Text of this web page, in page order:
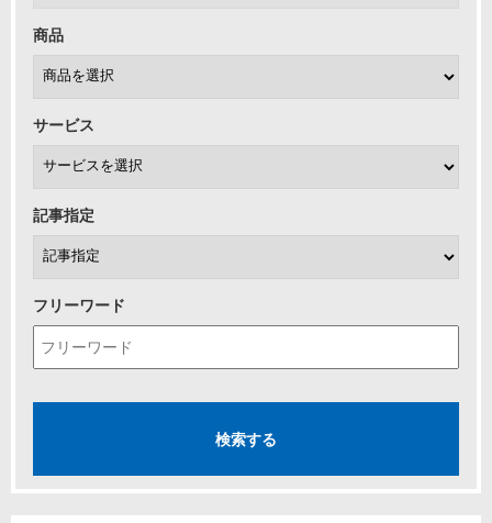
商品
サービス
記事指定
フリーワード